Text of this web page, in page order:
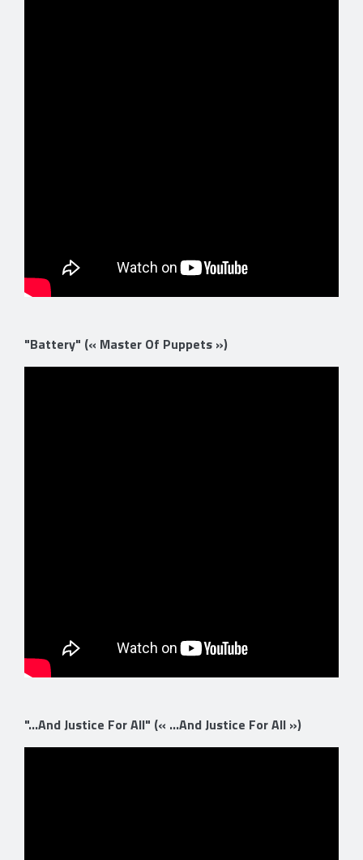
"Battery" (« Master Of Puppets »)
"...And Justice For All" (« ...And Justice For All »)